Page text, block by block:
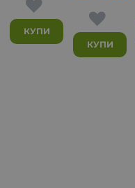
КУПИ
КУПИ